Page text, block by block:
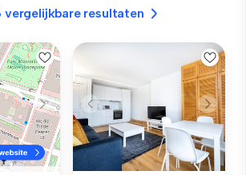
vergelijkbare resultaten